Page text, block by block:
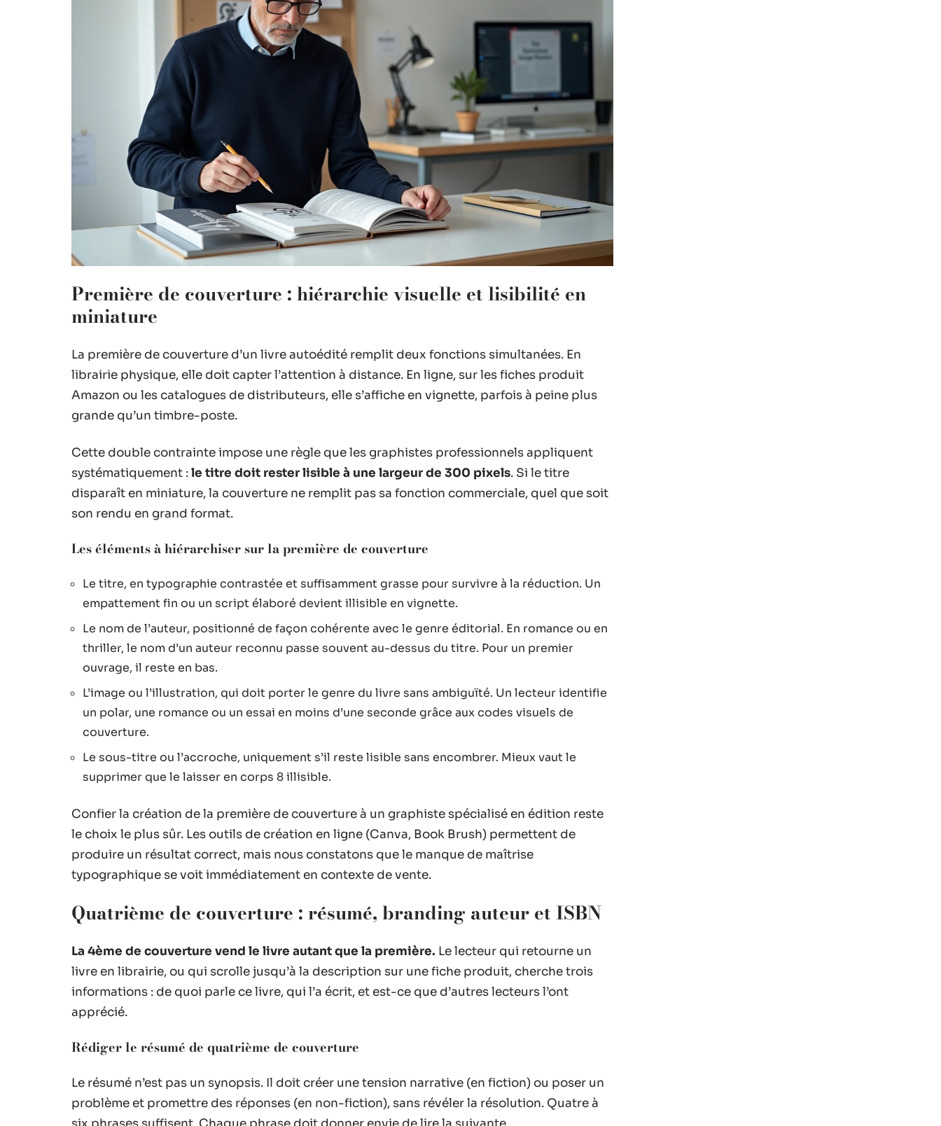
Première de couverture : hiérarchie visuelle et lisibilité en
miniature
La première de couverture d’un livre autoédité remplit deux fonctions simultanées. En
librairie physique, elle doit capter l’attention à distance. En ligne, sur les fiches produit
Amazon ou les catalogues de distributeurs, elle s’affiche en vignette, parfois à peine plus
grande qu’un timbre-poste.
Cette double contrainte impose une règle que les graphistes professionnels appliquent
systématiquement :le titre doit rester lisible à une largeur de 300 pixels. Si le titre
disparaît en miniature, la couverture ne remplit pas sa fonction commerciale, quel que soit
son rendu en grand format.
Les éléments à hiérarchiser sur la première de couverture
Le titre, en typographie contrastée et suffisamment grasse pour survivre à la réduction. Un
empattement fin ou un script élaboré devient illisible en vignette.
Le nom de l’auteur, positionné de façon cohérente avec le genre éditorial. En romance ou en
thriller, le nom d’un auteur reconnu passe souvent au-dessus du titre. Pour un premier
ouvrage, il reste en bas.
L’image ou l’illustration, qui doit porter le genre du livre sans ambiguïté. Un lecteur identifie
un polar, une romance ou un essai en moins d’une seconde grâce aux codes visuels de
couverture.
Le sous-titre ou l’accroche, uniquement s’il reste lisible sans encombrer. Mieux vaut le
supprimer que le laisser en corps 8 illisible.
Confier la création de la première de couverture à un graphiste spécialisé en édition reste
le choix le plus sûr. Les outils de création en ligne (Canva, Book Brush) permettent de
produire un résultat correct, mais nous constatons que le manque de maîtrise
typographique se voit immédiatement en contexte de vente.
Quatrième de couverture : résumé, branding auteur et ISBN
La 4ème de couverture vend le livre autant que la première. Le lecteur qui retourne un
livre en librairie, ou qui scrolle jusqu’à la description sur une fiche produit, cherche trois
informations : de quoi parle ce livre, qui l’a écrit, et est-ce que d’autres lecteurs l’ont
apprécié.
Rédiger le résumé de quatrième de couverture
Le résumé n’est pas un synopsis. Il doit créer une tension narrative (en fiction) ou poser un
problème et promettre des réponses (en non-fiction), sans révéler la résolution. Quatre à